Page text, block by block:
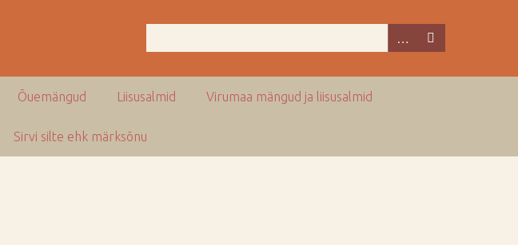
Õuemängud Liisusalmid Virumaa mängud ja liisusalmid
Sirvi silte ehk märksõnu